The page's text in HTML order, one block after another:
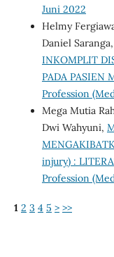
Juni 2022
Helmy
Daniel Saranga,
INKOMPLIT
PADA PASIEN
Profession
Mega Mutia
Dwi Wahyuni,
injury) :
Profession
1 2 3 4 5 > >>